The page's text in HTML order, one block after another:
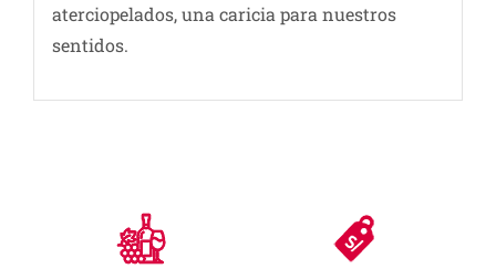
aterciopelados, una caricia para nuestros
sentidos.